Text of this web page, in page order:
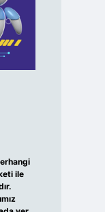
ile